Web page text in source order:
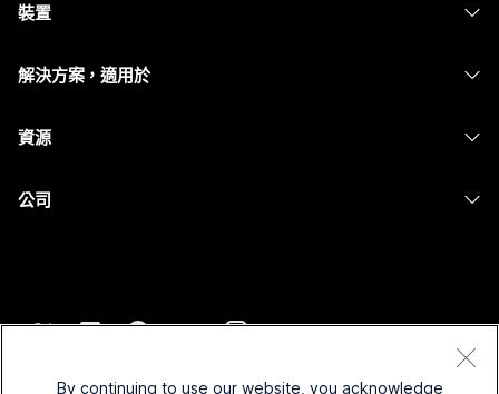
安全性
裝置
解決方案，適用於
資源
公司
聯絡銷售人員
By continuing to use our website, you acknowledge